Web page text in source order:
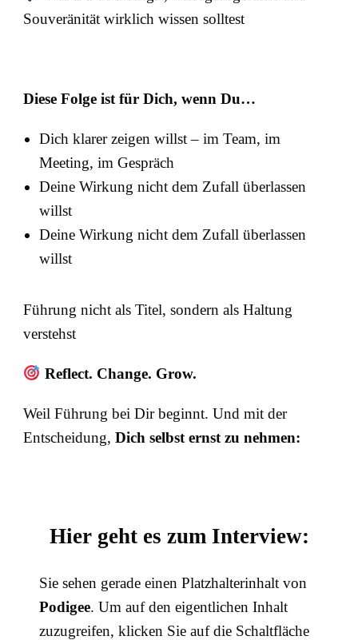
Souveränität wirklich wissen solltest
Diese Folge ist für Dich, wenn Du…
Dich klarer zeigen willst – im Team, im
Meeting, im Gespräch
Deine Wirkung nicht dem Zufall überlassen
willst
Deine Wirkung nicht dem Zufall überlassen
willst
Führung nicht als Titel, sondern als Haltung
verstehst
Reflect. Change. Grow.
Weil Führung bei Dir beginnt. Und mit der
Entscheidung, Dich selbst ernst zu nehmen:
Hier geht es zum Interview:
Sie sehen gerade einen Platzhalterinhalt von
Podigee. Um auf den eigentlichen Inhalt
zuzugreifen, klicken Sie auf die Schaltfläche